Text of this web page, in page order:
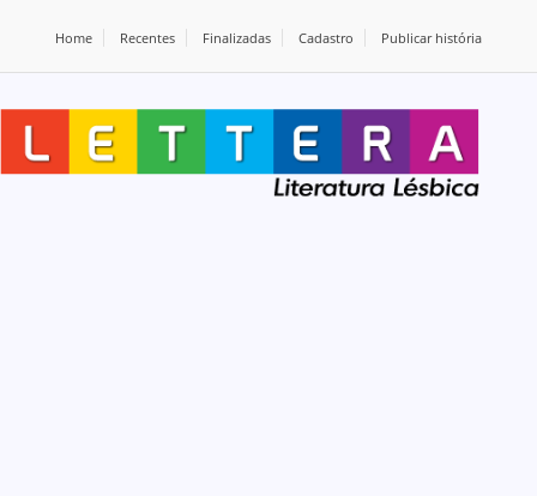
Home Recentes Finalizadas Cadastro Publicar história